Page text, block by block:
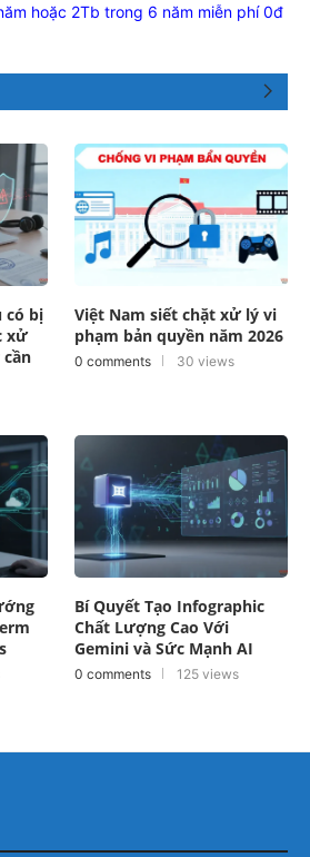
hoặc 2Tb trong 6 năm miễn phí 0đ
có bị
xử
Việt Nam siết chặt xử lý vi
phạm bản quyền năm 2026
0 comments 30 views
Bí Quyết Tạo Infographic
Chất Lượng Cao Với
Gemini và Sức Mạnh AI
0 comments 125 views